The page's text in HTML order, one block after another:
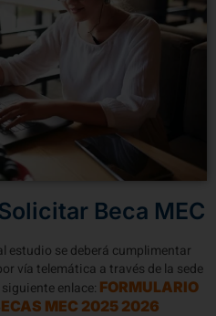
Beca MEC
estudio se deberá cumplimentar
vía telemática a través de la sede
enlace: FORMULARIO
MEC 2025 2026